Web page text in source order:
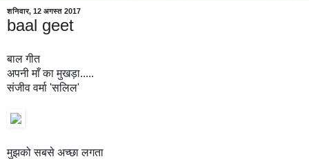
शनिवार, 12 अगस्त 2017
baal geet
बाल गीत
अपनी माँ का मुखड़ा.....
संजीव वर्मा 'सलिल'
मुझको सबसे अच्छा लगता